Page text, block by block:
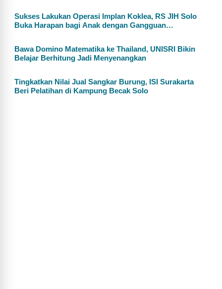
Sukses Lakukan Operasi Implan Koklea, RS JIH Solo
Buka Harapan bagi Anak dengan Gangguan
Bawa Domino Matematika ke Thailand, UNISRI Bikin
Belajar Berhitung Jadi Menyenangkan
Tingkatkan Nilai Jual Sangkar Burung, ISI Surakarta
Beri Pelatihan di Kampung Becak Solo